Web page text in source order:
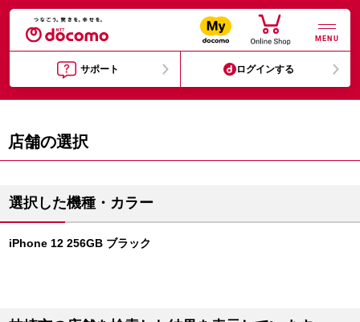
MENU
サポート ログインする
店舗の選択
選択した機種・カラー
iPhone 12 256GB ブラック